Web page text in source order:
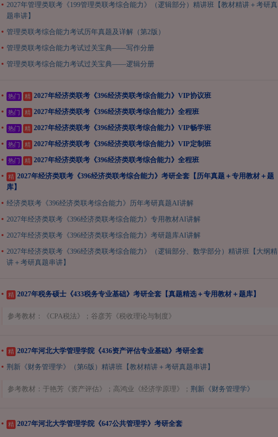
2027年管理类联考《199管理类联考综合能力》（逻辑部分）精讲班【教材精讲＋考研真
题串讲】
管理类联考综合能力考试历年真题及详解（第2版）
管理类联考综合能力考试过关宝典——写作分册
管理类联考综合能力考试过关宝典——逻辑分册
热门 精 2027年经济类联考《396经济类联考综合能力》VIP协议班
热门 精 2027年经济类联考《396经济类联考综合能力》全程班
热门 精 2027年经济类联考《396经济类联考综合能力》VIP畅学班
热门 精 2027年经济类联考《396经济类联考综合能力》VIP定制班
热门 精 2027年经济类联考《396经济类联考综合能力》全程班
精 2027年经济类联考《396经济类联考综合能力》考研全套【历年真题＋专用教材＋题
库】
经济类联考《396经济类联考综合能力》历年考研真题AI讲解
2027年经济类联考《396经济类联考综合能力》专用教材AI讲解
2027年经济类联考《396经济类联考综合能力》考研题库AI讲解
2027年经济类联考《396经济类联考综合能力》（逻辑部分、数学部分）精讲班【大纲精
讲＋考研真题串讲】
精 2027年税务硕士《433税务专业基础》考研全套【真题精选＋专用教材＋题库】
参考教材：《CPA税法》；谷彦芳《税收理论与制度》
精 2027年河北大学管理学院《436资产评估专业基础》考研全套
荆新《财务管理学》（第6版）精讲班【教材精讲＋考研真题串讲】
参考教材：于艳芳《资产评估》；高鸿业《经济学原理》； 荆新《财务管理学》
精 2027年河北大学管理学院《647公共管理学》考研全套